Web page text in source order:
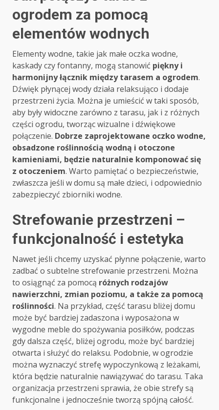
ogrodem za pomocą
elementów wodnych
Elementy wodne, takie jak małe oczka wodne,
kaskady czy fontanny, mogą stanowić piękny i
harmonijny łącznik między tarasem a ogrodem.
Dźwięk płynącej wody działa relaksująco i dodaje
przestrzeni życia. Można je umieścić w taki sposób,
aby były widoczne zarówno z tarasu, jak i z różnych
części ogrodu, tworząc wizualne i dźwiękowe
połączenie. Dobrze zaprojektowane oczko wodne,
obsadzone roślinnością wodną i otoczone
kamieniami, będzie naturalnie komponować się
z otoczeniem. Warto pamiętać o bezpieczeństwie,
zwłaszcza jeśli w domu są małe dzieci, i odpowiednio
zabezpieczyć zbiorniki wodne.
Strefowanie przestrzeni –
funkcjonalność i estetyka
Nawet jeśli chcemy uzyskać płynne połączenie, warto
zadbać o subtelne strefowanie przestrzeni. Można
to osiągnąć za pomocą różnych rodzajów
nawierzchni, zmian poziomu, a także za pomocą
roślinności. Na przykład, część tarasu bliżej domu
może być bardziej zadaszona i wyposażona w
wygodne meble do spożywania posiłków, podczas
gdy dalsza część, bliżej ogrodu, może być bardziej
otwarta i służyć do relaksu. Podobnie, w ogrodzie
można wyznaczyć strefę wypoczynkową z leżakami,
która będzie naturalnie nawiązywać do tarasu. Taka
organizacja przestrzeni sprawia, że obie strefy są
funkcjonalne i jednocześnie tworzą spójną całość.